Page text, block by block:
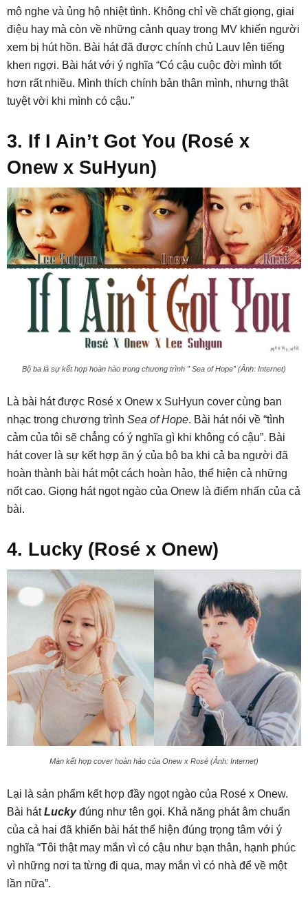
mộ nghe và ủng hộ nhiệt tình. Không chỉ về chất giọng, giai
điệu hay mà còn về những cảnh quay trong MV khiến người
xem bị hút hồn. Bài hát đã được chính chủ Lauv lên tiếng
khen ngợi. Bài hát với ý nghĩa “Có cậu cuộc đời mình tốt
hơn rất nhiều. Mình thích chính bản thân mình, nhưng thật
tuyệt vời khi mình có cậu.”
3. If I Ain’t Got You (Rosé x
Onew x SuHyun)
Bộ ba là sự kết hợp hoàn hào trong chương trình ” Sea of Hope” (Ảnh: Internet)
Là bài hát được Rosé x Onew x SuHyun cover cùng ban
nhạc trong chương trình Sea of Hope. Bài hát nói về “tình
cảm của tôi sẽ chẳng có ý nghĩa gì khi không có cậu”. Bài
hát cover là sự kết hợp ăn ý của bộ ba khi cả ba người đã
hoàn thành bài hát một cách hoàn hảo, thể hiện cả những
nốt cao. Giọng hát ngọt ngào của Onew là điểm nhấn của cả
bài.
4. Lucky (Rosé x Onew)
Màn kết hợp cover hoàn hảo của Onew x Rosé (Ảnh: Internet)
Lại là sản phẩm kết hợp đầy ngọt ngào của Rosé x Onew.
Bài hátLuckyđúng như tên gọi. Khả năng phát âm chuẩn
của cả hai đã khiến bài hát thể hiện đúng trọng tâm với ý
nghĩa “Tôi thật may mắn vì có cậu như bạn thân, hạnh phúc
vì những nơi ta từng đi qua, may mắn vì có nhà để về một
lần nữa”.